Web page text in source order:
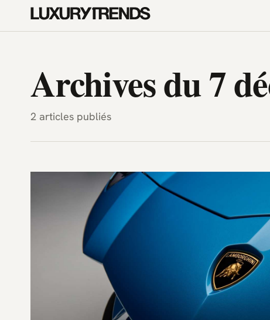
LuxuryTrends.fr — Magazine
Archives du 7
2 articles publiés